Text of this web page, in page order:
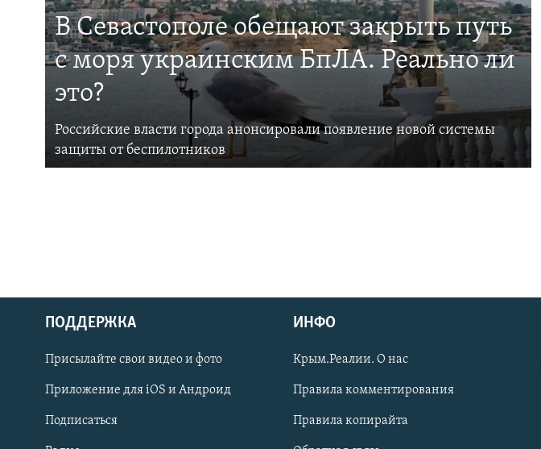
Українською
Qırımtatar
ПРИСОЕДИНЯЙТЕСЬ!
В Севастополе обещают закрыть путь
с моря украинским БпЛА. Реально ли
это?
Российские власти города анонсировали появление новой системы
защиты от беспилотников
ПОДДЕРЖКА
Присылайте свои видео и фото
Приложение для iOS и Андроид
Подписаться
ИНФО
Крым.Реалии. О нас
Правила комментирования
Правила копирайта